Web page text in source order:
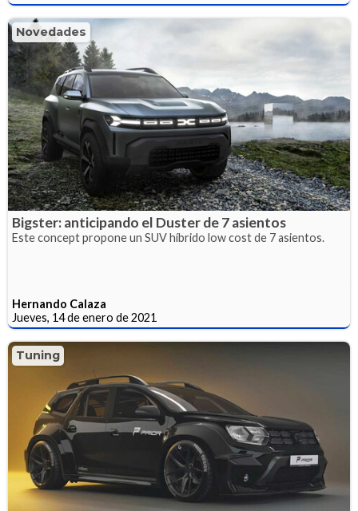
Novedades
Bigster: anticipando el Duster de 7 asientos
Este concept propone un SUV híbrido low cost de 7 asientos.
Hernando Calaza
Jueves, 14 de enero de 2021
Tuning